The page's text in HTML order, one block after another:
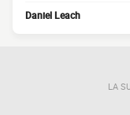
Daniel Leach
LA